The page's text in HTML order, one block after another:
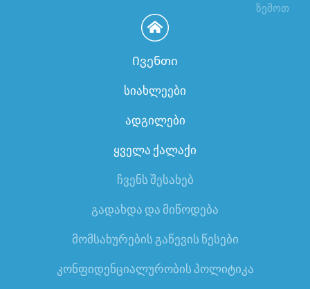
ზემოთ
Ივენთი
სიახლეები
ადგილები
ყველა ქალაქი
ჩვენს შესახებ
გადახდა და მიწოდება
მომსახურების გაწევის წესები
კონფიდენციალურობის პოლიტიკა